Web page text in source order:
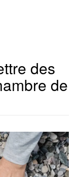
des
de